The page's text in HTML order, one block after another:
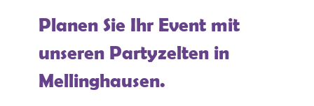
Planen Sie Ihr Event mit
unseren Partyzelten in
Mellinghausen.